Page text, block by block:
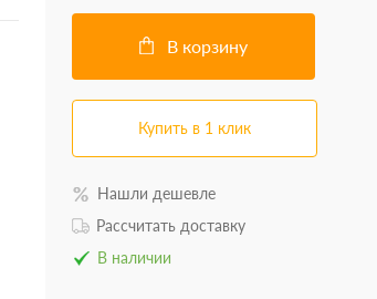
В корзину
Купить в 1 клик
Нашли дешевле
Рассчитать доставку
В наличии